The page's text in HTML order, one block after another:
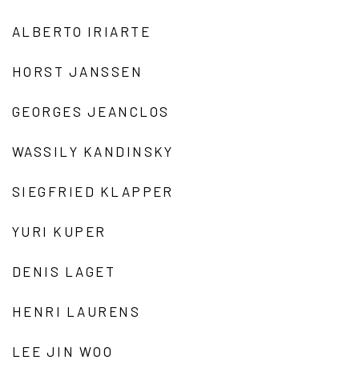
ALBERTO IRIARTE
HORST JANSSEN
GEORGES JEANCLOS
WASSILY KANDINSKY
SIEGFRIED KLAPPER
YURI KUPER
DENIS LAGET
HENRI LAURENS
LEE JIN WOO